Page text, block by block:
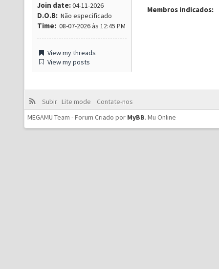
Join date:04-11-2026
D.O.B: Não especificado
Time: 08-07-2026 às 12:45 PM
View my threads
View my posts
Membros indicados:
Subir Lite mode
Contate-nos
MEGAMU Team - Forum Criado por MyBB. Mu Online